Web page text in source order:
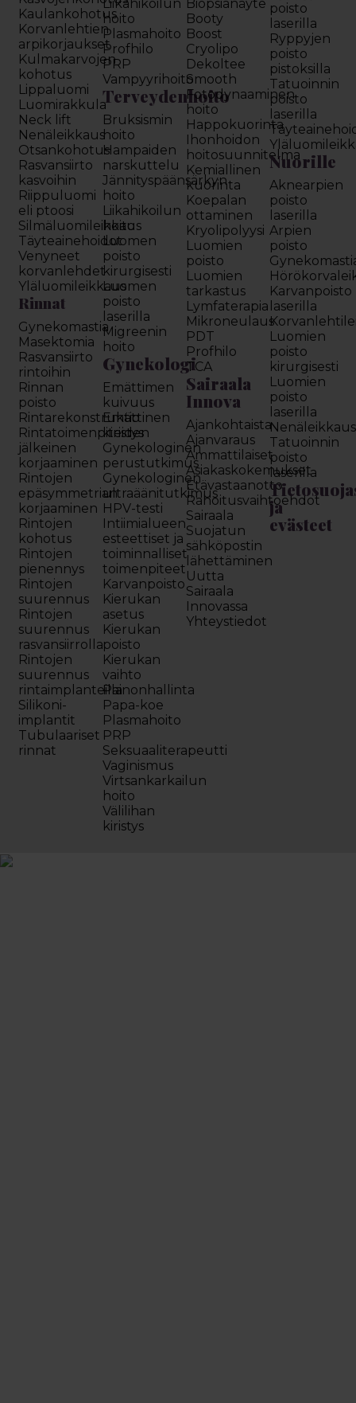
Kaulankohotus
Korvanlehtien
arpikorjaukset
Kulmakarvojen
kohotus
Lippaluomi
Luomirakkula
Neck lift
Nenäleikkaus
Otsankohotus
Rasvansiirto
kasvoihin
Riippuluomi
eli ptoosi
Silmäluomileikkaus
Täyteainehoidot
Venyneet
korvanlehdet
Yläluomileikkaus
Rinnat
Gynekomastia
Masektomia
Rasvansiirto
rintoihin
Rinnan
poisto
Rintarekonstruktio
Rintatoimenpiteiden
jälkeinen
korjaaminen
Rintojen
epäsymmetrian
korjaaminen
Rintojen
kohotus
Rintojen
pienennys
Rintojen
suurennus
Rintojen
suurennus
rasvansiirrolla
Rintojen
suurennus
rintaimplanteilla
Silikoni-
implantit
Tubulaariset
rinnat
Liikahikoilun
hoito
Plasmahoito
Profhilo
PRP
Vampyyrihoito
Terveydenhoito
Bruksismin
hoito
Hampaiden
narskuttelu
Jännityspäänsärkyn
hoito
Liikahikoilun
hoito
Luomen
poisto
kirurgisesti
Luomen
poisto
laserilla
Migreenin
hoito
Gynekologi
Emättimen
kuivuus
Emättinen
kiristys
Gynekologinen
perustutkimus
Gynekologinen
ultraäänitutkimus
HPV-testi
Intiimialueen
esteettiset ja
toiminnalliset
toimenpiteet
Karvanpoisto
Kierukan
asetus
Kierukan
poisto
Kierukan
vaihto
Painonhallinta
Papa-koe
Plasmahoito
PRP
Seksuaaliterapeutti
Vaginismus
Virtsankarkailun
hoito
Välilihan
kiristys
Biopsianäyte
Booty
Boost
Cryolipo
Dekoltee
Smooth
Fotodynaaminen
hoito
Happokuorinta
Ihonhoidon
hoitosuunnitelma
Kemiallinen
kuorinta
Koepalan
ottaminen
Kryolipolyysi
Luomien
poisto
Luomien
tarkastus
Lymfaterapia
Mikroneulaus
PDT
Profhilo
TCA
Sairaala
Innova
Ajankohtaista
Ajanvaraus
Ammattilaiset
Asiakaskokemukset
Etävastaanotto
Rahoitusvaihtoehdot
Sairaala
Suojatun
sähköpostin
lähettäminen
Uutta
Sairaala
Innovassa
Yhteystiedot
poisto
laserilla
Ryppyjen
poisto
pistoksilla
Tatuoinnin
poisto
laserilla
Nuorille
Aknearpien
poisto
laserilla
Arpien
poisto
Karvanpoisto
laserilla
Luomien
poisto
kirurgisesti
Luomien
poisto
laserilla
Nenäleikkaus
Tatuoinnin
poisto
laserilla
ja
evästeet